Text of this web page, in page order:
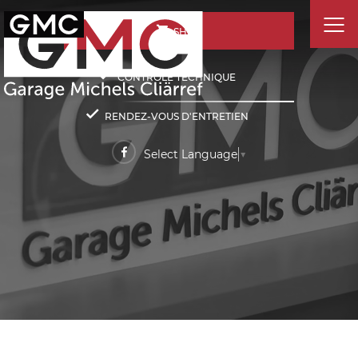
SHOP
CONTRÔLE TECHNIQUE
RENDEZ-VOUS D'ENTRETIEN
Select Language ▼